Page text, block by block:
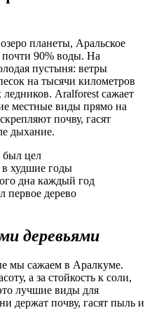
планеты, Аральское
почти 90% воды. На
пустыня: ветры
на тысячи километров
Aralforest сажает
местные виды прямо на
почву, гасят
дыхание.
был цел
худшие годы
дна каждый год
первое дерево
деревьями
мы сажаем в Аралкуме.
а за стойкость к соли,
лучшие виды для
держат почву, гасят пыль и